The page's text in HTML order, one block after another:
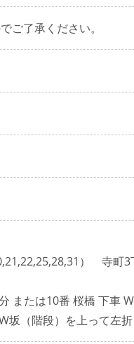
了承ください。
） 寺町3
たは10番 桜橋 下車
（階段）を上って左折